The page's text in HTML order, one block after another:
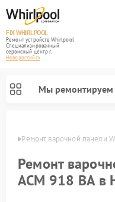
FIX-WHIRLPOOL
Ремонт устройств Whirlpool
Специализированный
cервисный центр г.
Новороссийск
Мы ремонтируем
Ремонт варочной панели
Ремонт
ACM 918 BA в